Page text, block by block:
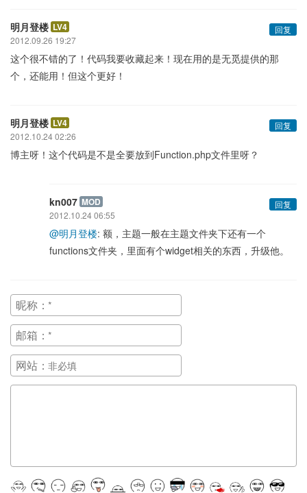
明月登楼 LV4
回复
2012.09.26 19:27
这个很不错的了！代码我要收藏起来！现在用的是无觅提供的那
个，还能用！但这个更好！
明月登楼 LV4
回复
2012.10.24 02:26
博主呀！这个代码是不是全要放到Function.php文件里呀？
kn007 MOD
回复
2012.10.24 06:55
@明月登楼: 额，主题一般在主题文件夹下还有一个
functions文件夹，里面有个widget相关的东西，升级他。
昵称：
邮箱：
网站：